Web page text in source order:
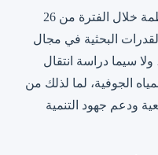
وتهدف هذه المدرسة العلمية، المنظمة خلال الفترة من 26
إلى تعزيز القدرات البحثية في مجال
ولا سيما دراسة انتقال
الجوفية، لما لذلك من
ودعم جهود التنمية